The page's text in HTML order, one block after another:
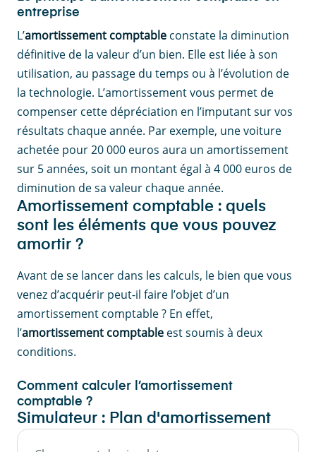
entreprise
L’amortissement comptable constate la diminution
définitive de la valeur d’un bien. Elle est liée à son
utilisation, au passage du temps ou à l’évolution de
la technologie. L’amortissement vous permet de
compenser cette dépréciation en l’imputant sur vos
résultats chaque année. Par exemple, une voiture
achetée pour 20 000 euros aura un amortissement
sur 5 années, soit un montant égal à 4 000 euros de
diminution de sa valeur chaque année.
Amortissement comptable : quels
sont les éléments que vous pouvez
amortir ?
Avant de se lancer dans les calculs, le bien que vous
venez d’acquérir peut-il faire l’objet d’un
amortissement comptable ? En effet,
l’amortissement comptable est soumis à deux
conditions.
Comment calculer l’amortissement
comptable ?
Simulateur : Plan d'amortissement